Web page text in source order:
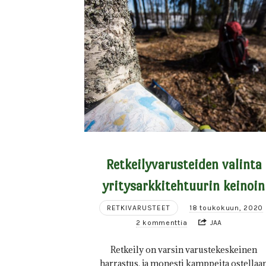
Retkeilyvarusteiden valinta
yritysarkkitehtuurin keinoin
RETKIVARUSTEET
18 toukokuun, 2020
2 kommenttia
JAA
Retkeily on varsin varustekeskeinen
harrastus, ja monesti kamppeita